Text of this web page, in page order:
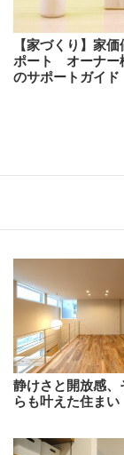
【家づくり】家
ポート オーナー
のサポートガイド
静けさと開放感、
らも叶えた住まい